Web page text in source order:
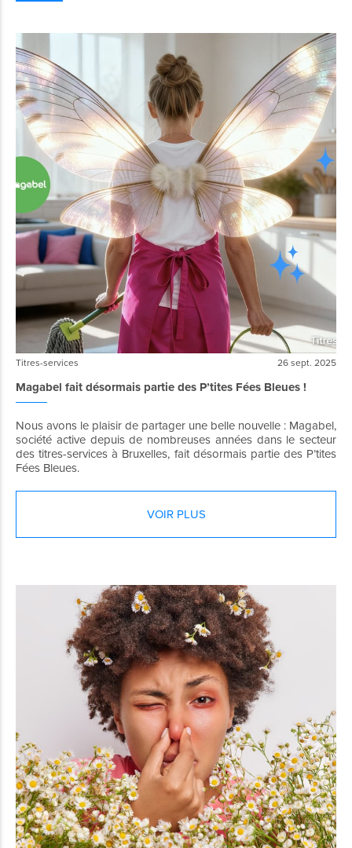
Titres-services 26 sept. 2025
Magabel fait désormais partie des P’tites Fées Bleues !
Nous avons le plaisir de partager une belle nouvelle : Magabel,
société active depuis de nombreuses années dans le secteur
des titres-services à Bruxelles, fait désormais partie des P’tites
Fées Bleues.
VOIR PLUS